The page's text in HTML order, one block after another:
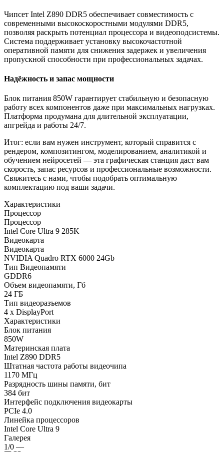
Чипсет Intel Z890 DDR5 обеспечивает совместимость с
современными высокоскоростными модулями DDR5,
позволяя раскрыть потенциал процессора и видеоподсистемы.
Система поддерживает установку высокочастотной
оперативной памяти для снижения задержек и увеличения
пропускной способности при профессиональных задачах.
Надёжность и запас мощности
Блок питания 850W гарантирует стабильную и безопасную
работу всех компонентов даже при максимальных нагрузках.
Платформа продумана для длительной эксплуатации,
апгрейда и работы 24/7.
Итог: если вам нужен инструмент, который справится с
рендером, композитингом, моделированием, аналитикой и
обучением нейросетей — эта графическая станция даст вам
скорость, запас ресурсов и профессиональные возможности.
Свяжитесь с нами, чтобы подобрать оптимальную
комплектацию под ваши задачи.
Характеристики
Процессор
Процессор
Intel Core Ultra 9 285K
Видеокарта
Видеокарта
NVIDIA Quadro RTX 6000 24Gb
Тип Видеопамяти
GDDR6
Объем видеопамяти, Гб
24 ГБ
Тип видеоразъемов
4 x DisplayPort
Характеристики
Блок питания
850W
Материнская плата
Intel Z890 DDR5
Штатная частота работы видеочипа
1170 МГц
Разрядность шины памяти, бит
384 бит
Интерфейс подключения видеокарты
PCIe 4.0
Линейка процессоров
Intel Core Ultra 9
Галерея
1/0 —